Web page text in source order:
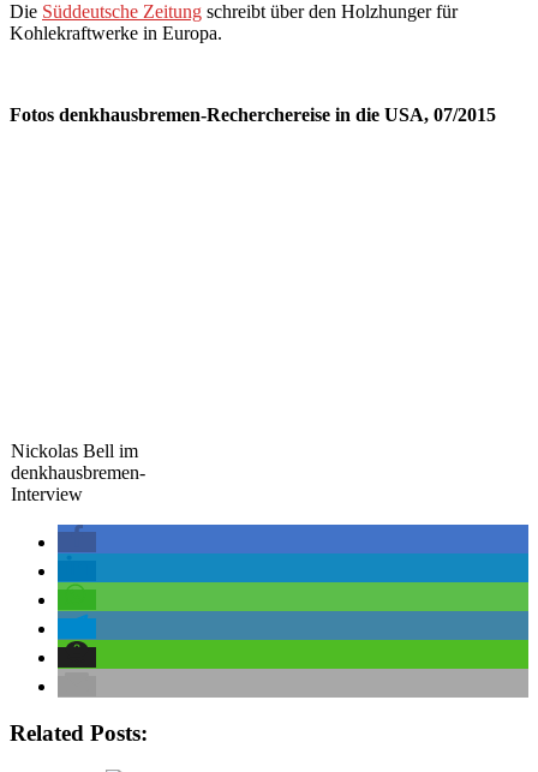
Die Süddeutsche Zeitung schreibt über den Holzhunger für
Kohlekraftwerke in Europa.
Fotos denkhausbremen-Recherchereise in die USA, 07/2015
Nickolas Bell im
denkhausbremen-
Interview
Related Posts: